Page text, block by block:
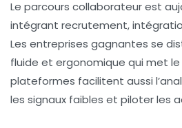
Le parcours collaborateur est
intégrant recrutement,
Les entreprises gagnantes se
fluide et ergonomique qui met
plateformes facilitent aussi
les signaux faibles et piloter les